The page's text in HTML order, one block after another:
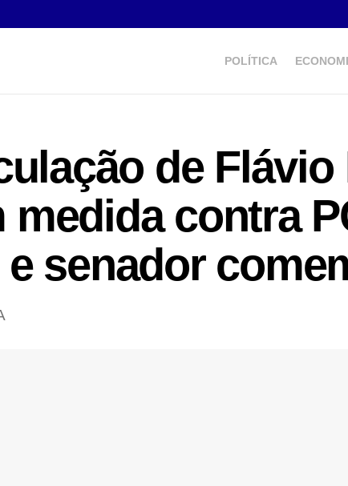
POLÍTICA
de
medida contra
senador